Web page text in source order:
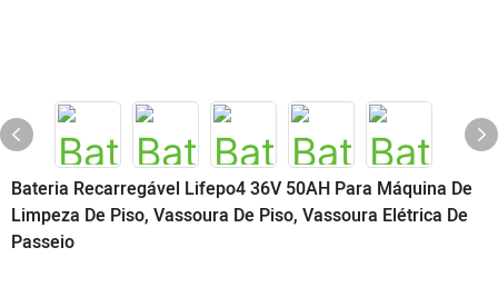
Bateria Recarregável Lifepo4 36V 50AH Para Máquina De
Limpeza De Piso, Vassoura De Piso, Vassoura Elétrica De
Passeio